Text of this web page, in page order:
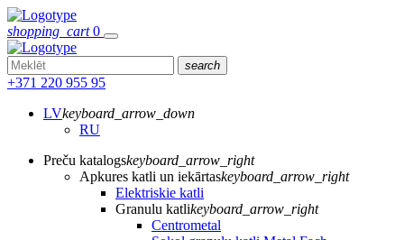
shopping_cart 0
search
+371 220 955 95
LVkeyboard_arrow_down
RU
Preču katalogskeyboard_arrow_right
Apkures katli un iekārtaskeyboard_arrow_right
Elektriskie katli
Granulu katlikeyboard_arrow_right
Centrometal